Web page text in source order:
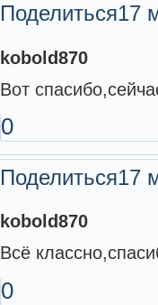
Поделиться17
kobold870
Вот
0
Поделиться17
kobold870
Всё
0